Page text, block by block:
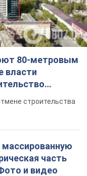
часть
и видео
заявил, что